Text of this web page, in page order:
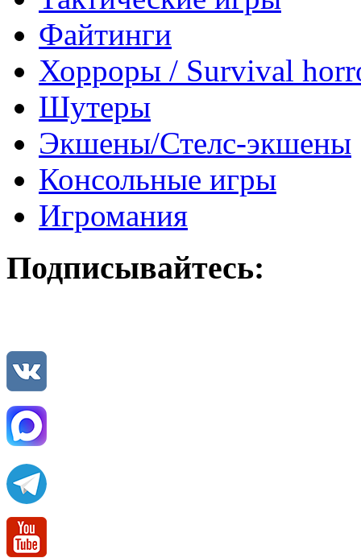
Файтинги
Хорроры / Survival
Шутеры
Экшены/Стелс-экшены
Консольные игры
Игромания
Подписывайтесь: